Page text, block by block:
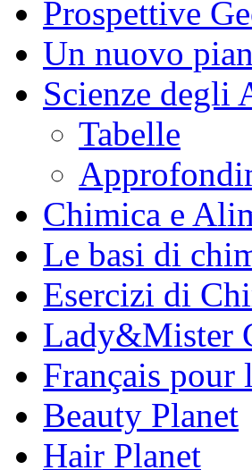
Prospettive
Un nuovo
Scienze degli
Tabelle
Chimica e
Le basi di
Esercizi di
Lady&Mister
Français pour
Beauty Planet
Hair Planet